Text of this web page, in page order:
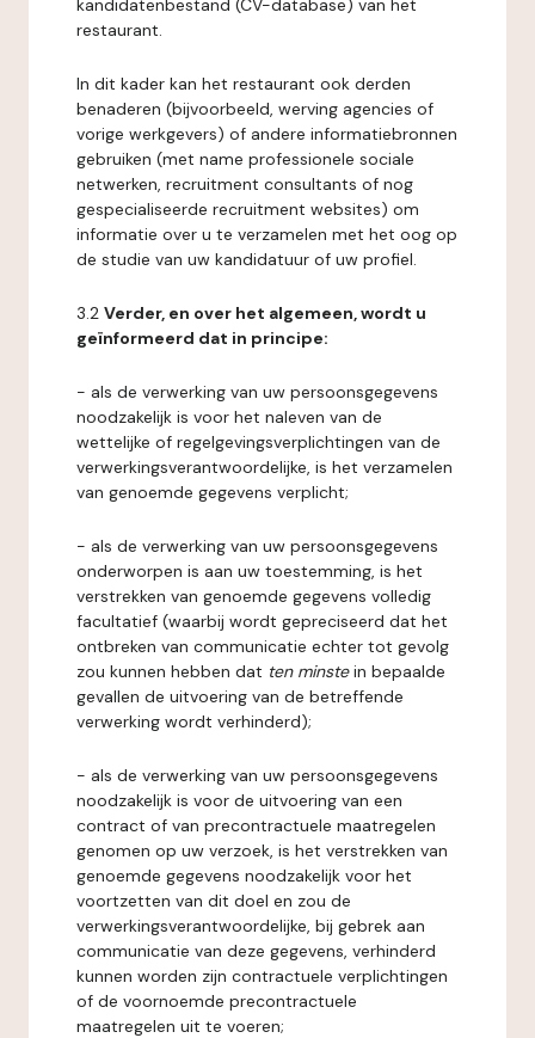
kandidatenbestand (CV-database) van het
restaurant.
In dit kader kan het restaurant ook derden
benaderen (bijvoorbeeld, werving agencies of
vorige werkgevers) of andere informatiebronnen
gebruiken (met name professionele sociale
netwerken, recruitment consultants of nog
gespecialiseerde recruitment websites) om
informatie over u te verzamelen met het oog op
de studie van uw kandidatuur of uw profiel.
3.2 Verder, en over het algemeen, wordt u
geïnformeerd dat in principe:
- als de verwerking van uw persoonsgegevens
noodzakelijk is voor het naleven van de
wettelijke of regelgevingsverplichtingen van de
verwerkingsverantwoordelijke, is het verzamelen
van genoemde gegevens verplicht;
- als de verwerking van uw persoonsgegevens
onderworpen is aan uw toestemming, is het
verstrekken van genoemde gegevens volledig
facultatief (waarbij wordt gepreciseerd dat het
ontbreken van communicatie echter tot gevolg
zou kunnen hebben dat ten minstein bepaalde
gevallen de uitvoering van de betreffende
verwerking wordt verhinderd);
- als de verwerking van uw persoonsgegevens
noodzakelijk is voor de uitvoering van een
contract of van precontractuele maatregelen
genomen op uw verzoek, is het verstrekken van
genoemde gegevens noodzakelijk voor het
voortzetten van dit doel en zou de
verwerkingsverantwoordelijke, bij gebrek aan
communicatie van deze gegevens, verhinderd
kunnen worden zijn contractuele verplichtingen
of de voornoemde precontractuele
maatregelen uit te voeren;